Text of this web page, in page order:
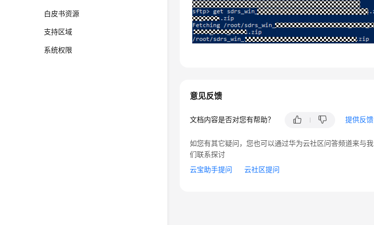
白皮书资源
支持区域
系统权限
意见反馈
文档内容是否对您有帮助？ 提供反馈
如您有其它疑问，您也可以通过华为云社区问答频道来与我
们联系探讨
云宝助手提问
云社区提问